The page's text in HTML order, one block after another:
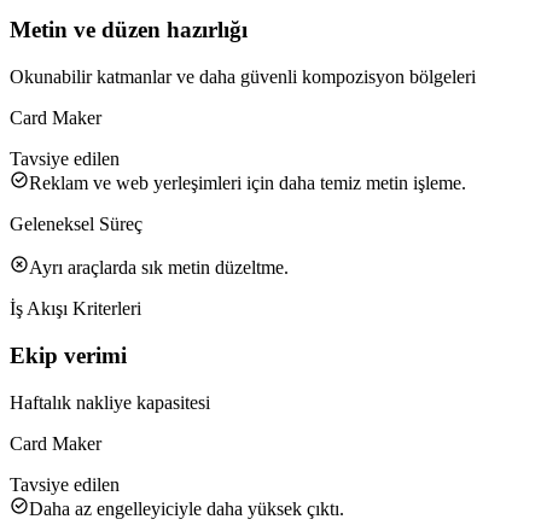
Metin ve düzen hazırlığı
Okunabilir katmanlar ve daha güvenli kompozisyon bölgeleri
Card Maker
Tavsiye edilen
Reklam ve web yerleşimleri için daha temiz metin işleme.
Geleneksel Süreç
Ayrı araçlarda sık metin düzeltme.
İş Akışı Kriterleri
Ekip verimi
Haftalık nakliye kapasitesi
Card Maker
Tavsiye edilen
Daha az engelleyiciyle daha yüksek çıktı.